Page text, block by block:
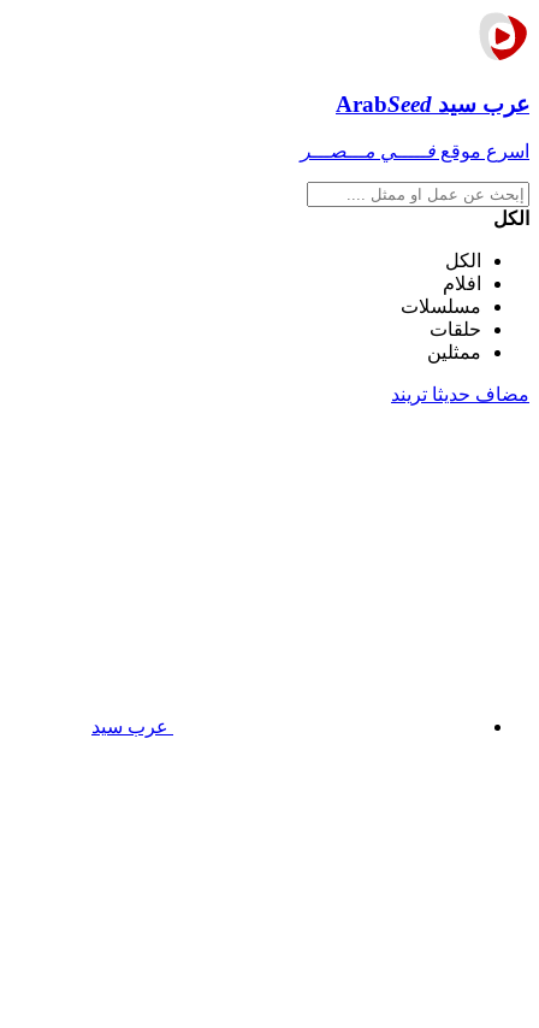
عرب سيد ArabSeed
اسرع موقع فـــــي مـــصـــر
الكل
الكل
افلام
مسلسلات
حلقات
ممثلين
مضاف حديثا تريند
عرب سيد